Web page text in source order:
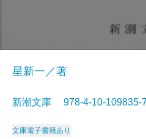
星新一／著
新潮文庫 978-4-10-
文庫電子書籍あり